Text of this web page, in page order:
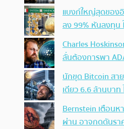
แบงก์ใหญ่สุดของ
ลง 99% หันลงทุน
Charles
ลั่นต้องการพา
นักขุด Bitcoin สา
เดียว 6.6 ล้านบา
Bernstein เตือนห
ผ่าน อาจกดดันรา